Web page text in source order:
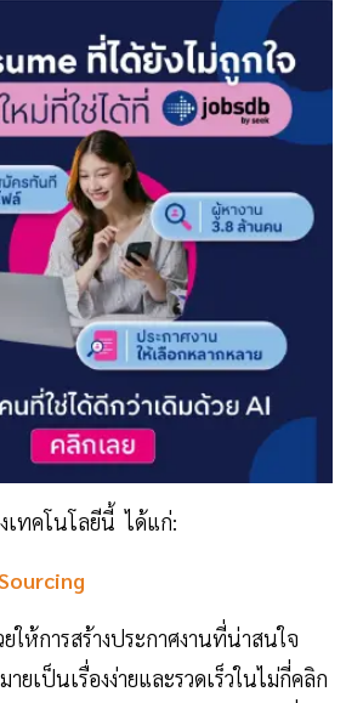
เทคโนโลยีนี้ ได้แก่:
ให้การสร้างประกาศงานที่น่าสนใจ
ยเป็นเรื่องง่ายและรวดเร็วในไม่กี่คลิก